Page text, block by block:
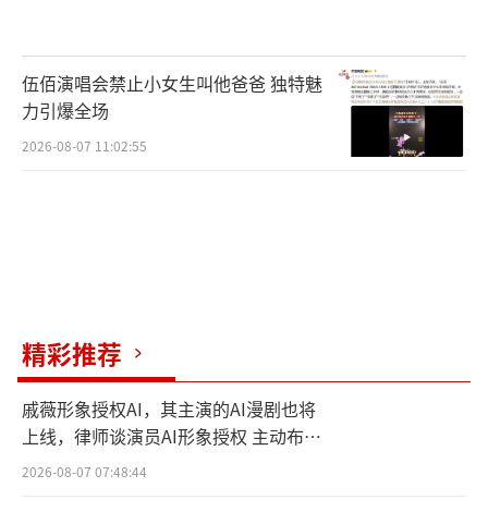
伍佰演唱会禁止小女生叫他爸爸 独特魅
力引爆全场
2026-08-07 11:02:55
精彩推荐
戚薇形象授权AI，其主演的AI漫剧也将
上线，律师谈演员AI形象授权 主动布局
数字资产
2026-08-07 07:48:44